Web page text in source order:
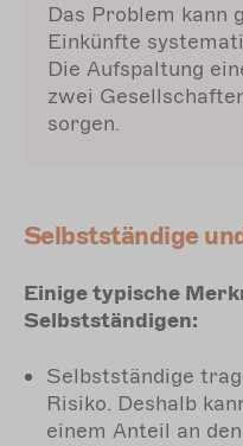
Das Problem kann
Einkünfte
Die Aufspaltung
zwei
sorgen.
Selbstständige
Einige typische
Selbstständigen:
Selbstständige
Risiko. Deshalb
einem Anteil an